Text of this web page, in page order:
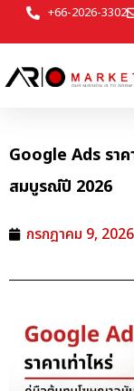
+66-2026-3302
Google Ads รา
สมบูรณ์ปี 2026
กรกฎาคม 9, 2026